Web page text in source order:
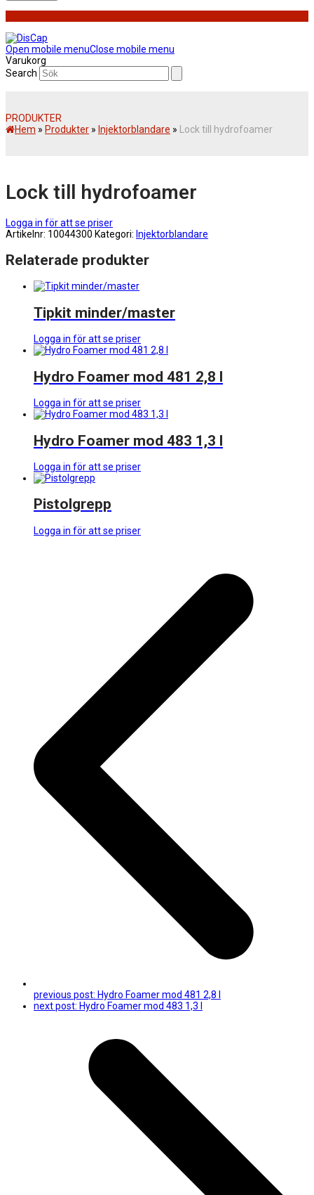
Open mobile menuClose mobile menu
Varukorg
Search
PRODUKTER
Hem » Produkter » Injektorblandare » Lock till hydrofoamer
Lock till hydrofoamer
Logga in för att se priser
Artikelnr: 10044300 Kategori: Injektorblandare
Relaterade produkter
Tipkit minder/master
Logga in för att se priser
Hydro Foamer mod 481 2,8 l
Logga in för att se priser
Hydro Foamer mod 483 1,3 l
Logga in för att se priser
Pistolgrepp
Logga in för att se priser
previous post: Hydro Foamer mod 481 2,8 l
next post: Hydro Foamer mod 483 1,3 l